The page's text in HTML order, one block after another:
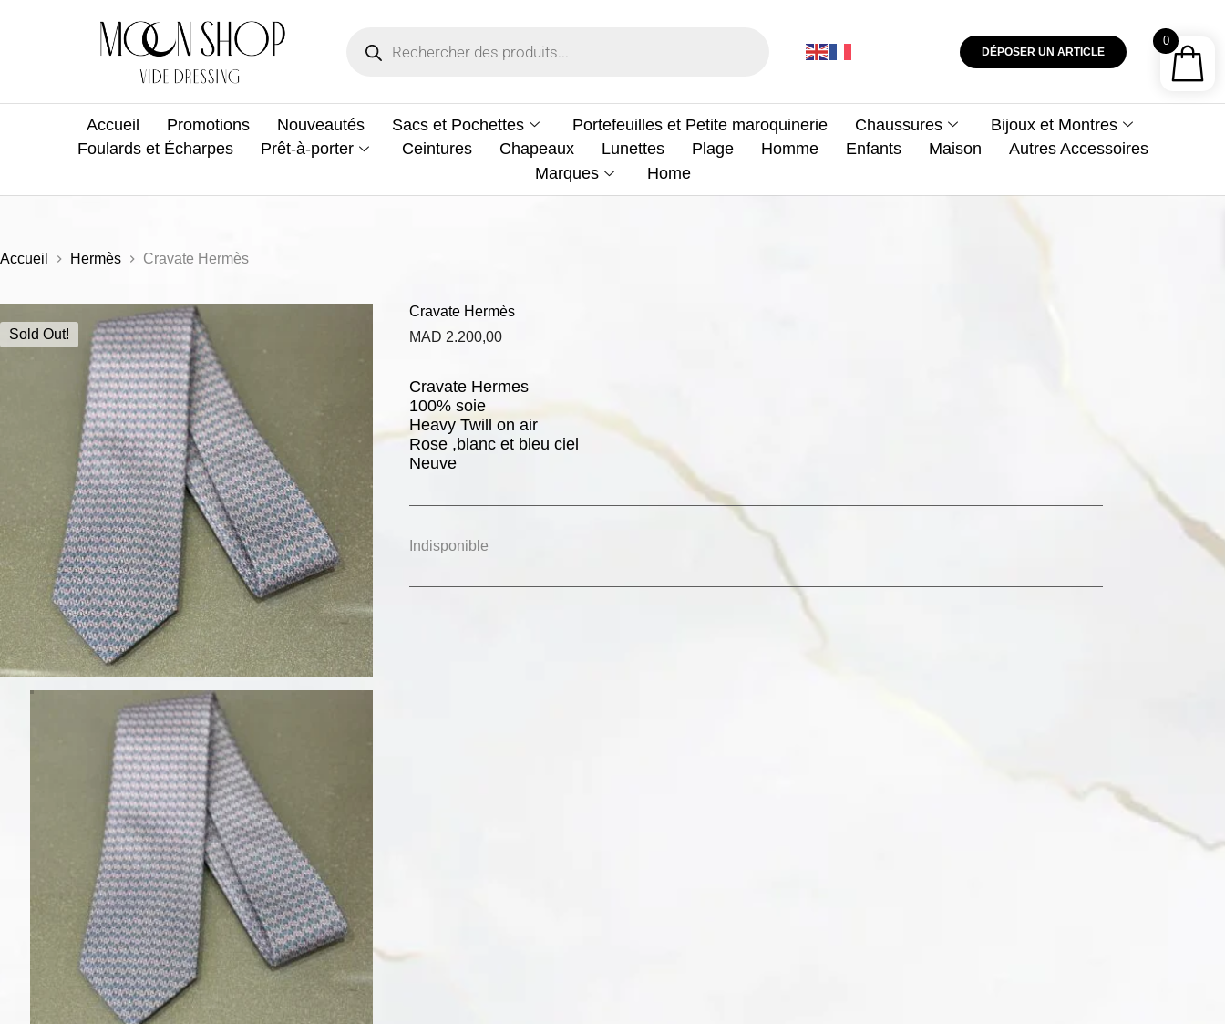
DÉPOSER UN ARTICLE
Accueil Promotions Nouveautés Sacs et Pochettes Portefeuilles et Petite maroquinerie Chaussures
Bijoux et Montres
Foulards et Écharpes
Prêt-à-porter Ceintures Chapeaux Lunettes Plage Homme Enfants Maison
Autres Accessoires
Marques
Home
Accueil Hermès Cravate Hermès
Sold Out!
Cravate Hermès
MAD 2.200,00
Cravate Hermes
100% soie
Heavy Twill on air
Rose ,blanc et bleu ciel
Neuve
Indisponible
0